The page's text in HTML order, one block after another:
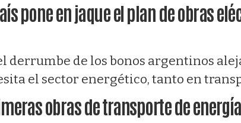
pone en jaque el plan de obras
derrumbe de los bonos argentinos
el sector energético, tanto en
obras de transporte de